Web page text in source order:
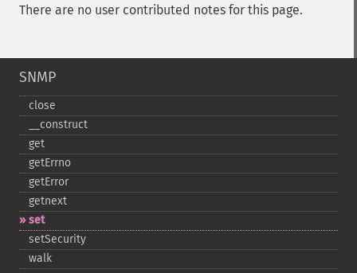
There are no user contributed notes for this page.
SNMP
close
_​_​construct
get
getErrno
getError
getnext
set
setSecurity
walk